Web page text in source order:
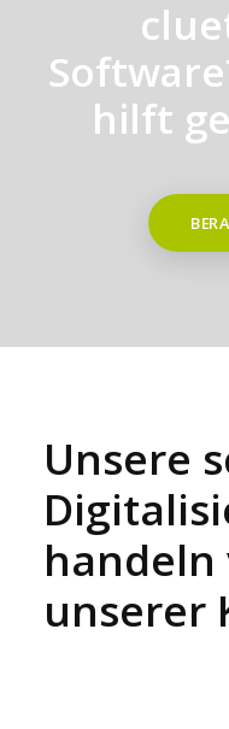
hilft
Unsere
handeln
unserer